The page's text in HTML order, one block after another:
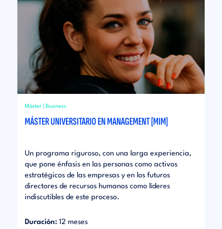
Máster | Business
MÁSTER UNIVERSITARIO EN MANAGEMENT [MIM]
Un programa riguroso, con una larga experiencia,
que pone énfasis en las personas como activos
estratégicos de las empresas y en los futuros
directores de recursos humanos como líderes
indiscutibles de este proceso.
Duración: 12 meses